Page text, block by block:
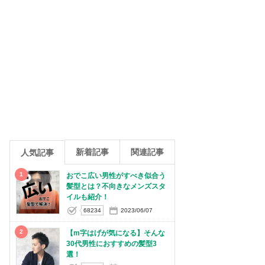
人気記事 新着記事 関連記事
1
おでこ広い男性がすべき似合う
髪型とは？不向きなメンズスタ
イルも紹介！
68234 2023/06/07
2
【m字はげが気になる】そんな
30代男性におすすめの髪型3
選！